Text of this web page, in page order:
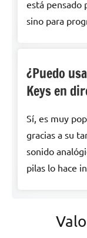
está pensado
sino para
¿Puedo
Keys en
Sí, es muy
gracias a su
sonido
pilas lo hace